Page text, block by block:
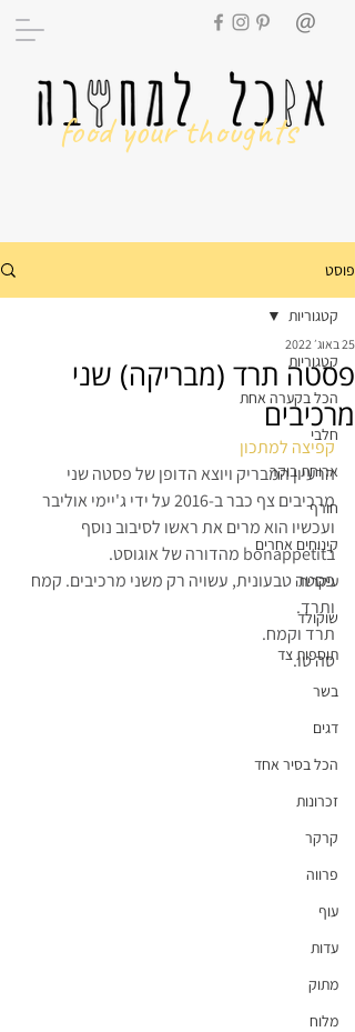
food your thoughts
פוסט
קטגוריות
הכל בקערה אחת
חלבי
ארוחת בוקר
חורף
קינוחים אחרים
עיקרית
שוקולד
תוספות צד
בשר
דגים
הכל בסיר אחד
זכרונות
קרקר
פרווה
עוף
עדות
מתוק
מלוח
קטגוריות
פסטה תרד (מבריקה) שני
מרכיבים
25 באוג׳ 2022
קפיצה למתכון
הרעיון המבריק ויוצא הדופן של פסטה שני
מרכיבים צף כבר ב-2016 על ידי ג'יימי אוליבר
ועכשיו הוא מרים את ראשו לסיבוב נוסף
בbonappetit מהדורה של אוגוסט.
פסטה טבעונית, עשויה רק משני מרכיבים. קמח
ותרד.
תרד וקמח.
סה טו.